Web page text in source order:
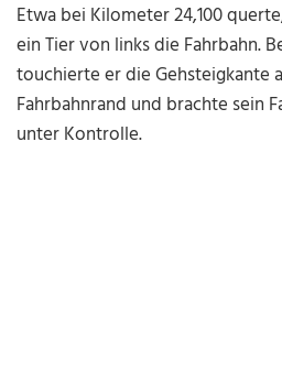
Etwa bei Kilometer 24,100
ein Tier von links die Fahrbahn.
touchierte er die Gehsteigkante
Fahrbahnrand und brachte sein
unter Kontrolle.